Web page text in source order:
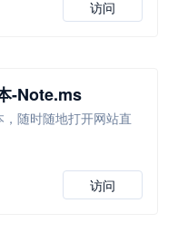
访问
-Note.ms
随时随地打开网站直
访问